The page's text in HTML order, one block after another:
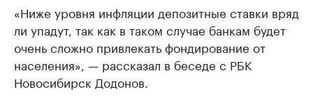
«Ниже уровня инфляции депозитные ставки вряд
ли упадут, так как в таком случае банкам будет
очень сложно привлекать фондирование от
населения», — рассказал в беседе с РБК
Новосибирск Додонов.